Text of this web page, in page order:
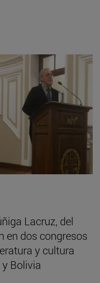
Lacruz, del
en dos congresos
y cultura
Bolivia